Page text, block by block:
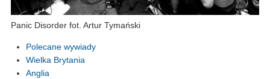
Panic Disorder fot. Artur Tymański
Polecane wywiady
Wielka Brytania
Anglia